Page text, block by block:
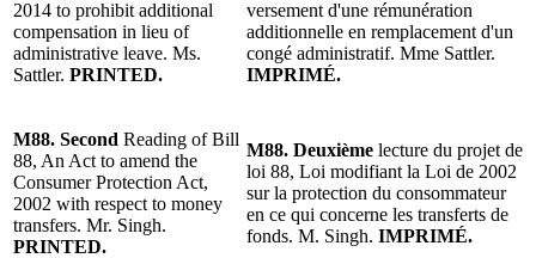
2014 to prohibit additional
compensation in lieu of
administrative leave. Ms.
Sattler. PRINTED.
versement d'une rémunération
additionnelle en remplacement d'un
congé administratif. Mme Sattler.
IMPRIMÉ.
M88. Second Reading of Bill
88, An Act to amend the
Consumer Protection Act,
2002 with respect to money
transfers. Mr. Singh.
PRINTED.
M88. Deuxième lecture du projet de
loi 88, Loi modifiant la Loi de 2002
sur la protection du consommateur
en ce qui concerne les transferts de
fonds. M. Singh. IMPRIMÉ.